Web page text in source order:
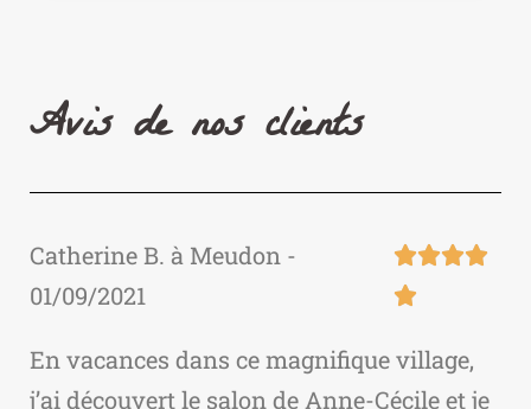
Avis de nos clients
Catherine B. à Meudon -
01/09/2021


En vacances dans ce magnifique village,
j’ai découvert le salon de Anne-Cécile et je